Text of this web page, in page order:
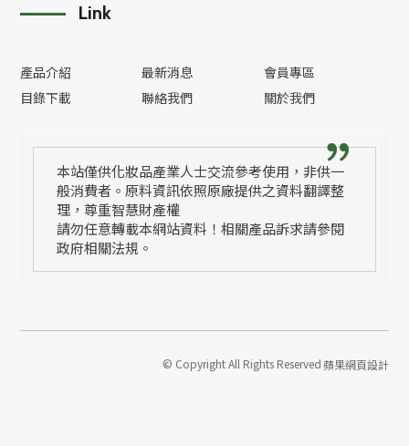
Link
產品介紹 最新消息
會員專區
目錄下載
聯絡我們 關於我們
本站僅供化妝品產業人士交流參考使用，非供一
般消費者。原料資訊依照原廠提供之資料翻譯整
理，尊重智慧財產權
請勿任意轉載本網站資料！相關產品訴求請參閱
政府相關法規。
© Copyright All Rights Reserved蘋果網頁設計